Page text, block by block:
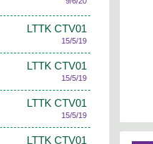
LTTK CTV01
15/5/19
LTTK CTV01
15/5/19
LTTK CTV01
15/5/19
LTTK CTV01